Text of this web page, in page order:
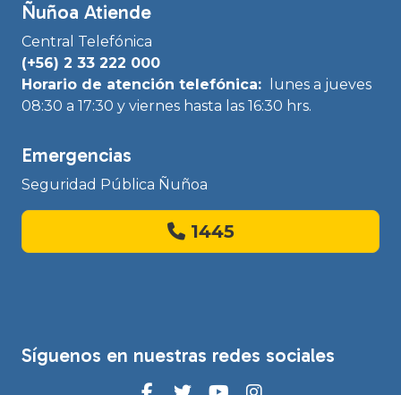
Ñuñoa Atiende
Central Telefónica
(+56) 2 33 222 000
Horario de atención telefónica:
lunes a jueves
08:30 a 17:30 y viernes hasta las 16:30 hrs.
Emergencias
Seguridad Pública Ñuñoa
1445
Síguenos en nuestras redes sociales